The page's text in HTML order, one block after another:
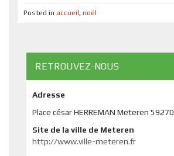
Posted in accueil, noël
RETROUVEZ-NOUS
Adresse
Place césar HERREMAN Meteren 59270
Site de la ville de Meteren
http://www.ville-meteren.fr